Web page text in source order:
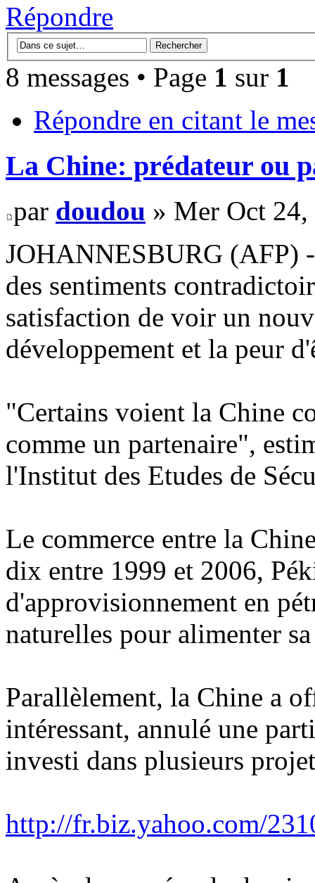
Répondre
8 messages • Page 1 sur 1
Répondre en citant le
La Chine: prédateur ou
par doudou » Mer Oct
JOHANNESBURG (AFP)
des sentiments
satisfaction de voir un
développement et la peur
"Certains voient la Chine
comme un partenaire",
l'Institut des Etudes de
Le commerce entre la
dix entre 1999 et 2006,
d'approvisionnement en
naturelles pour alimenter
Parallèlement, la Chine a
intéressant, annulé une
investi dans plusieurs
http://fr.biz.yahoo.com/